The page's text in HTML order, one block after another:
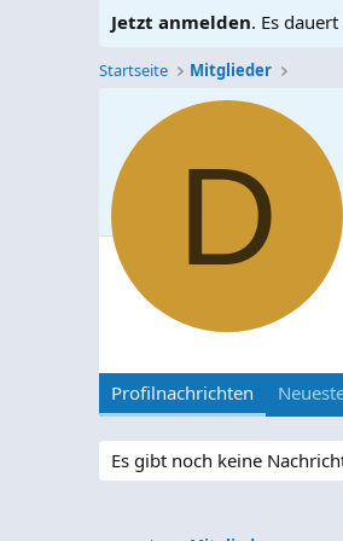
Jetzt anmelden. Es
Startseite Mitglieder
D
Profilnachrichten
Es gibt noch keine